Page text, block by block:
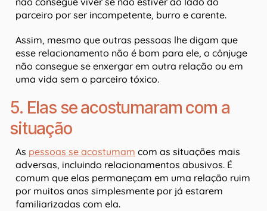
parceiro por ser incompetente, burro e carente.
Assim, mesmo que outras pessoas lhe digam que
esse relacionamento não é bom para ele, o cônjuge
não consegue se enxergar em outra relação ou em
uma vida sem o parceiro tóxico.
5. Elas se acostumaram com a
situação
As pessoas se acostumam com as situações mais
adversas, incluindo relacionamentos abusivos. É
comum que elas permaneçam em uma relação ruim
por muitos anos simplesmente por já estarem
familiarizadas com ela.